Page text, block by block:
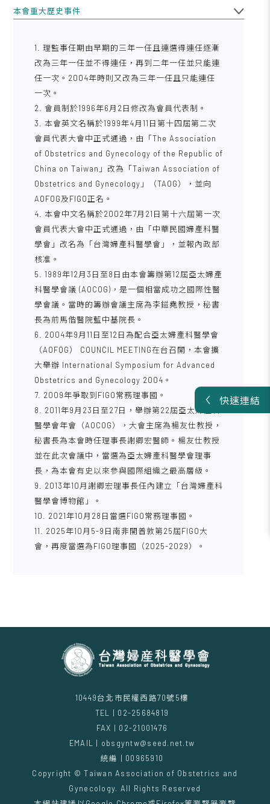
快速連結
本會重大歷史事件
1. 理監事任期由早期的三年一任且連選得連任逐漸
改為三年一任並不得連任，再到二年一任並只能連
任一次。2004年時則又改為三年一任且只能連任
一次。
2. 會員制於1996年6月2日修改為會員代表制。
3. 本會英文名稱於1999年4月11日第十四屆第二次
會員代表大會中正式通過，由「The Association
of Obstetrics and Gynecology of the Republic of
China on Taiwan」改為「Taiwan Association of
Obstetrics and Gynecology」（TAOG），並向
AOFOG及FIGO正名。
4. 本會中文名稱於2002年7月21日第十六屆第一次
會員代表大會中正式通過，由「中華民國婦產科醫
學會」改名為「台灣婦產科醫學會」，並報內政部
核准。
5. 1989年12月3日至8日由本會籌辦第12屆亞太婦產
科醫學會議 (AOCOG)，是一個相當成功之國際性醫
學會議。當時的籌辦會議主席為李鎡堯教授，秘書
長為前馬偕醫院藍中基院長。
6. 2004年9月11日至12日為配合亞太婦產科醫學會
（AOFOG） COUNCIL MEETING在台召開，本會擴
大舉辦 International Symposium for Advanced
Obstetrics and Gynecology 2004。
7. 2009年爭取到FIGO常務理事國。
8. 2011年9月23日至27日，舉辦第22屆亞太婦產科
醫學會年會（AOCOG），大會主席為楊友仕教授，
秘書長為本會時任理事長謝卿宏醫師。楊友仕教授
並在此次會議中，當選為亞太婦產科醫學會理事
長，為本會有史以來參與國際組織之最高層級。
9. 2013年10月謝卿宏理事長任內建立「台灣婦產科
醫學會博物館」。
10. 2021年10月28日當選FIGO常務理事國。
11. 2025年10月5-9日南非開普敦第25屆FIGO大
會，再度當選為FIGO理事國（2025-2029）。
10449台北市民權西路70號5樓
TEL | 02-25684819
FAX | 02-21001476
EMAIL | obsgyntw@seed.net.tw
統編 | 00965910
Copyright © Taiwan Association of Obstetrics and
Gynecology. All Rights Reserved